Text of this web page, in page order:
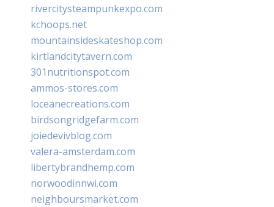
rivercitysteampunkexpo.com
kchoops.net
mountainsideskateshop.com
kirtlandcitytavern.com
301nutritionspot.com
ammos-stores.com
loceanecreations.com
birdsongridgefarm.com
joiedevivblog.com
valera-amsterdam.com
libertybrandhemp.com
norwoodinnwi.com
neighboursmarket.com